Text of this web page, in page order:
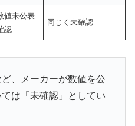
値未公表
認
同じく未確認
、メーカーが数値を公
は「未確認」としてい